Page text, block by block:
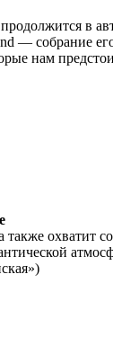
в
— собрание
нам
охватит